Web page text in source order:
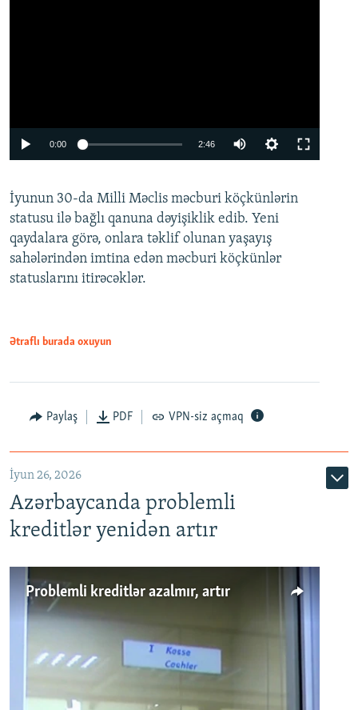
Auto 240p 360p 480p
720p 1080p
0:00 2:46
360p
480p
720p
İyunun 30-da Milli Məclis məcburi köçkünlərin
statusu ilə bağlı qanuna dəyişiklik edib. Yeni
qaydalara görə, onlara təklif olunan yaşayış
sahələrindən imtina edən məcburi köçkünlər
statuslarını itirəcəklər.
Ətraflı burada oxuyun
Paylaş PDF VPN-siz açmaq
İyun 26, 2026
Azərbaycanda problemli
kreditlər yenidən artır
Problemli kreditlər azalmır, artır